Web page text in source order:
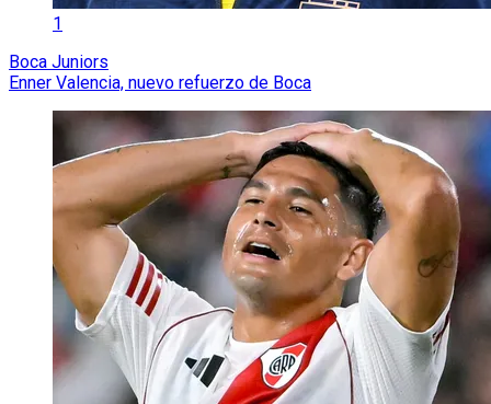
1
Boca Juniors
Enner Valencia, nuevo refuerzo de Boca